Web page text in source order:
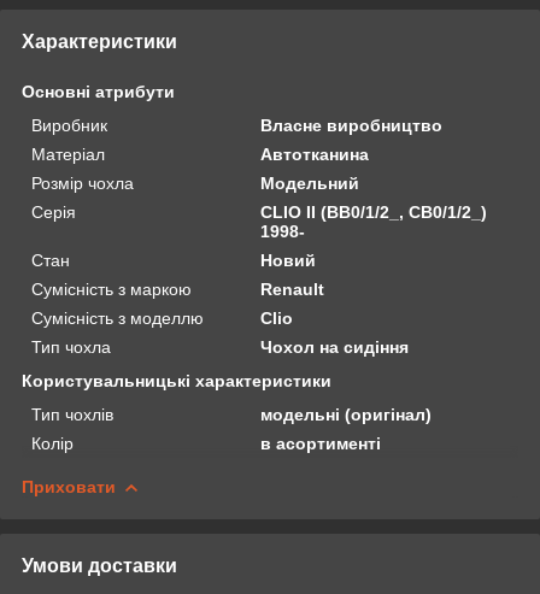
Характеристики
Основні атрибути
Виробник
Власне виробництво
Матеріал
Автотканина
Розмір чохла
Модельний
Серія
CLIO II (BB0/1/2_, CB0/1/2_)
1998-
Стан
Новий
Сумісність з маркою
Renault
Сумісність з моделлю
Clio
Тип чохла
Чохол на сидіння
Користувальницькі характеристики
Тип чохлів
модельні (оригінал)
Колір
в асортименті
Приховати
Умови доставки